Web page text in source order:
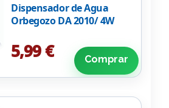
Dispensador de Agua
Orbegozo DA 2010/ 4W
5,99 € Comprar